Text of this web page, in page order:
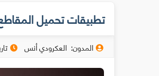
تطبيقات تحميل
المدون: العكرودي أنس